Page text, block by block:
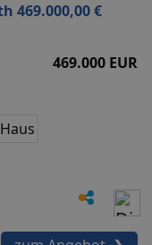
469.000,00 €
469.000 EUR
Haus